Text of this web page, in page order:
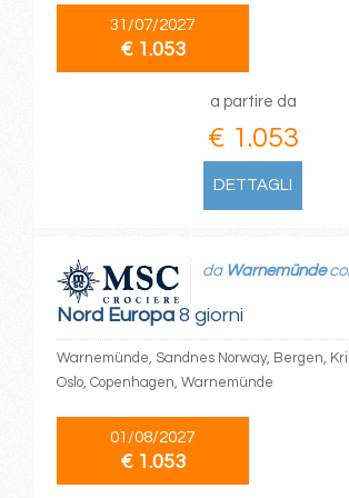
31/07/2027
€ 1.053
a partire da
€ 1.053
DETTAGLI
Nord Europa8 giorni
da Warnemünde
Warnemünde, Sandnes Norway, Bergen,
Oslo, Copenhagen, Warnemünde
01/08/2027
€ 1.053